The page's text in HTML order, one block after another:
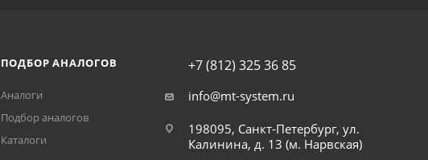
ПОДБОР АНАЛОГОВ
Аналоги
Подбор аналогов
Каталоги
+7 (812) 325 36 85
info@mt-system.ru
198095, Санкт-Петербург, ул.
Калинина, д. 13 (м. Нарвская)